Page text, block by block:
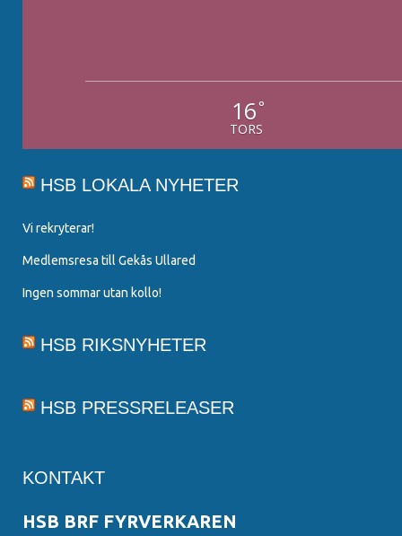
16°
TORS
HSB LOKALA NYHETER
Vi rekryterar!
Medlemsresa till Gekås Ullared
Ingen sommar utan kollo!
HSB RIKSNYHETER
HSB PRESSRELEASER
KONTAKT
HSB BRF FYRVERKAREN